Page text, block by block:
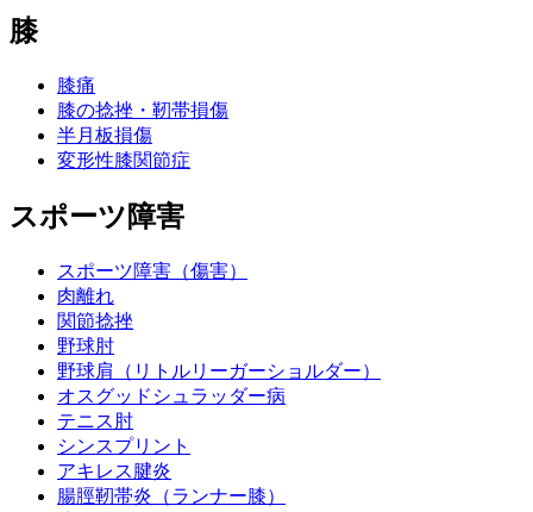
膝
膝痛
膝の捻挫・靭帯損傷
半月板損傷
変形性膝関節症
スポーツ障害
スポーツ障害（傷害）
肉離れ
関節捻挫
野球肘
野球肩（リトルリーガーショルダー）
オスグッドシュラッダー病
テニス肘
シンスプリント
アキレス腱炎
腸脛靭帯炎（ランナー膝）